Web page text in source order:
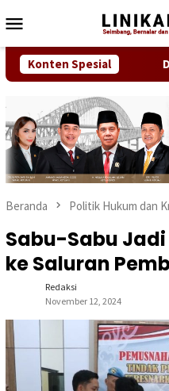
ke
kontenMobile
Konten Spesial
Cup U17 2026
Beranda Politik Hukum dan
Sabu-Sabu Jadi
ke Saluran
Redaksi
November 12, 2024